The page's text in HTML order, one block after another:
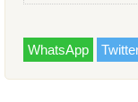
WhatsApp